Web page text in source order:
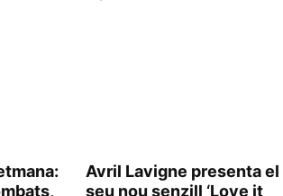
Avril Lavigne presenta el
seu nou senzill ‘Love it